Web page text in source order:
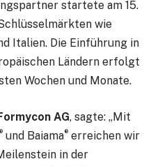
startete am 15.
wie
Italien. Die Einführung in
Ländern erfolgt
Wochen und Monate.
AG, sagte: „Mit
® und Baiama® erreichen wir
in der